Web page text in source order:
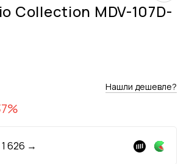
Collection MDV-107D-
Нашли дешевле?
1 626 →